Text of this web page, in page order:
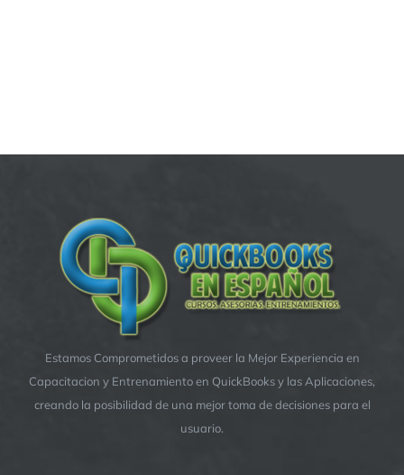
Estamos Comprometidos a proveer la Mejor Experiencia en
Capacitacion y Entrenamiento en QuickBooks y las Aplicaciones,
creando la posibilidad de una mejor toma de decisiones para el
usuario.